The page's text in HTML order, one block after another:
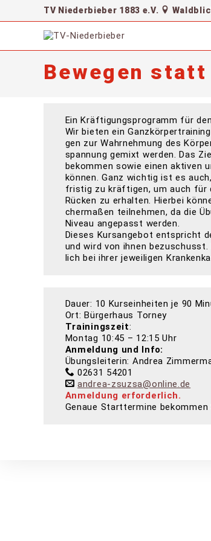
TV Niederbieber 1883 e.V.
Bewegen statt
Ein Kräf­ti­gungs­pro­gramm für
Wir bie­ten ein
gen zur Wahr­neh­mung des
span­nung gemixt wer­den. Das
bekom­men sowie einen akti­ven
kön­nen. Ganz wich­tig ist es
fris­tig zu kräf­ti­gen, um auch für
Rücken zu erhal­ten. Hier­bei
cher­ma­ßen teil­neh­men, da die
Niveau ange­passt wer­den.
Die­ses Kurs­an­ge­bot ent­spricht
und wird von ihnen
lich bei ihrer jewei­li­gen
Dau­er: 10 Kurs­ein­hei­ten je 90
Ort: Bür­ger­haus Tor­ney
Trai­nings­zeit:
Mon­tag 10:45 – 12:15 Uhr
Anmel­dung und Info:
Übungs­lei­te­rin: Andrea
02631 54201
andrea-zsuzsa@online.de
Anmel­dung erfor­der­lich.
Genaue Start­ter­mi­ne